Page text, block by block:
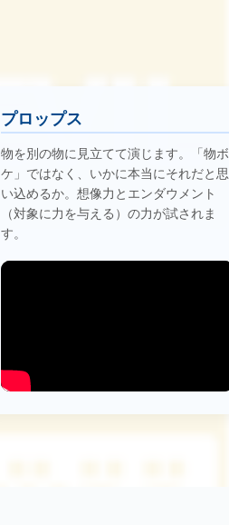
プロップス
物を別の物に見立てて演じます。「物ボ
ケ」ではなく、いかに本当にそれだと思
い込めるか。想像力とエンダウメント
（対象に力を与える）の力が試されま
す。